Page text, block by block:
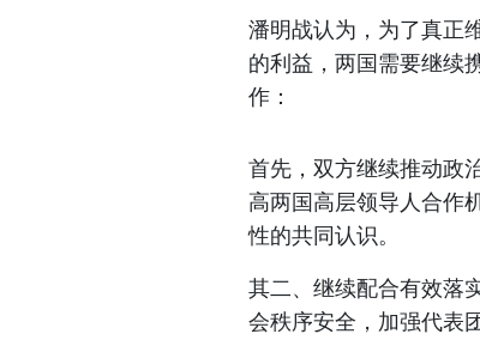
潘明战认为，为了真正
的利益，两国需要继续
作：
首先，双方继续推动政
高两国高层领导人合作
性的共同认识。
其二、继续配合有效落
会秩序安全，加强代表